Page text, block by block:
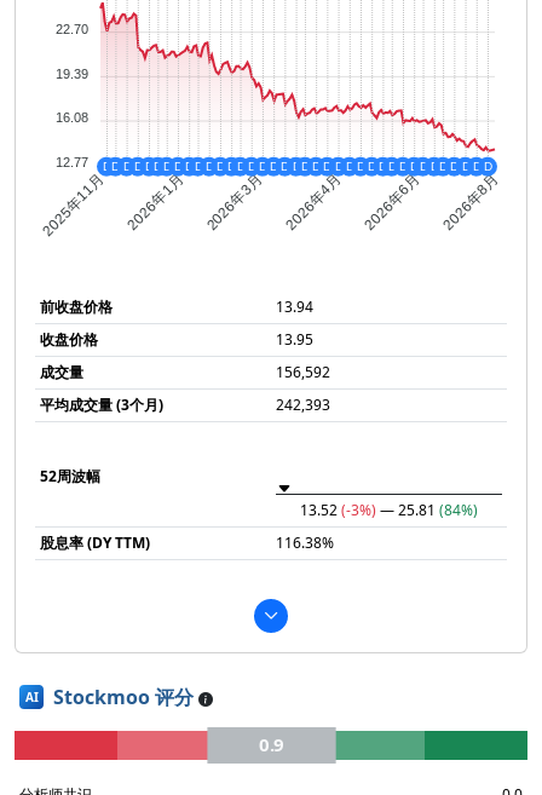
22.70
19.39
16.08
12.77
2025年11月 2026年1月 2026年3月 2026年4月 2026年6月 2026年8月
DD D D DD D D D D D D D D D D D D D D D D D D D D D D D D D D D D D D D
前收盘价格
13.94
收盘价格
13.95
成交量
156,592
平均成交量 (3个月)
242,393
52周波幅
13.52(-3%) — 25.81 (84%)
股息率 (DY TTM)
116.38%
AI Stockmoo 评分
0.9